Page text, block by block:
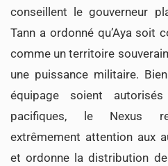
conseillent le gouverneur
Tann a ordonné qu’Aya soit
comme un territoire
une puissance militaire.
équipage soient
pacifiques, le Nexus
extrêmement attention aux
et ordonne la distribution